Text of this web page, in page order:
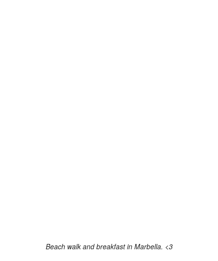
Beach walk and breakfast in Marbella. <3